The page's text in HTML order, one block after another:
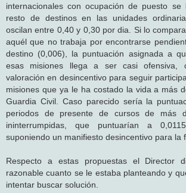
internacionales con ocupación de puesto
resto de destinos en las unidades
oscilan entre 0,40 y 0,30 por dia. Si lo
aquél que no trabaja por encontrarse
destino (0,006), la puntuación asignada a
esas misiones llega a ser casi ofensiva,
valoración en desincentivo para seguir
misiones que ya le ha costado la vida a más
Guardia Civil. Caso parecido sería la
periodos de presente de cursos de más
ininterrumpidas, que puntuarían a
suponiendo un manifiesto desincentivo para la
Respecto a estas propuestas el Director
razonable cuanto se le estaba planteando y
intentar buscar solución.